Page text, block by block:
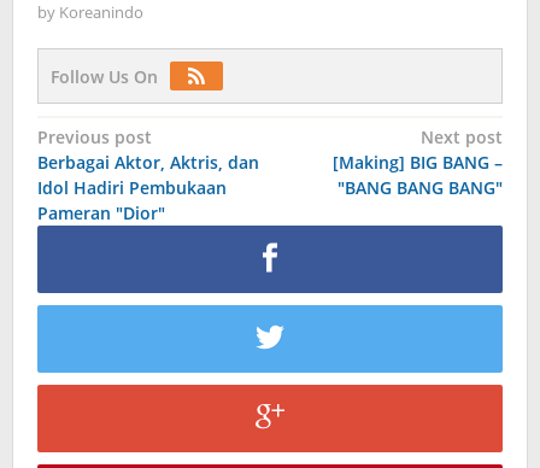
by Koreanindo
Follow Us On
Post
navigation
Previous post
Berbagai Aktor, Aktris, dan
Idol Hadiri Pembukaan
Pameran "Dior"
Next post
[Making] BIG BANG –
"BANG BANG BANG"